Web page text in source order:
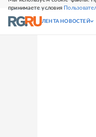
принимаете условия
СВЕЖИЙ НОМЕР
ЛЕНТА НОВОСТЕЙ